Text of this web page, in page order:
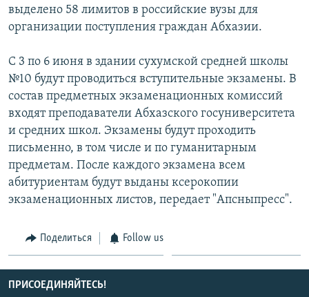
МИР
ГОЛОСА
выделено 58 лимитов в российские вузы для
организации поступления граждан Абхазии.
С 3 по 6 июня в здании сухумской средней школы
№10 будут проводиться вступительные экзамены. В
состав предметных экзаменационных комиссий
входят преподаватели Абхазского госуниверситета
и средних школ. Экзамены будут проходить
письменно, в том числе и по гуманитарным
предметам. После каждого экзамена всем
абитуриентам будут выданы ксерокопии
экзаменационных листов, передает "Апсныпресс".
Поделиться Follow us
ПРИСОЕДИНЯЙТЕСЬ!